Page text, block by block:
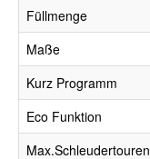
Füllmenge
Maße
Kurz Programm
Eco Funktion
Max.Schleudertouren